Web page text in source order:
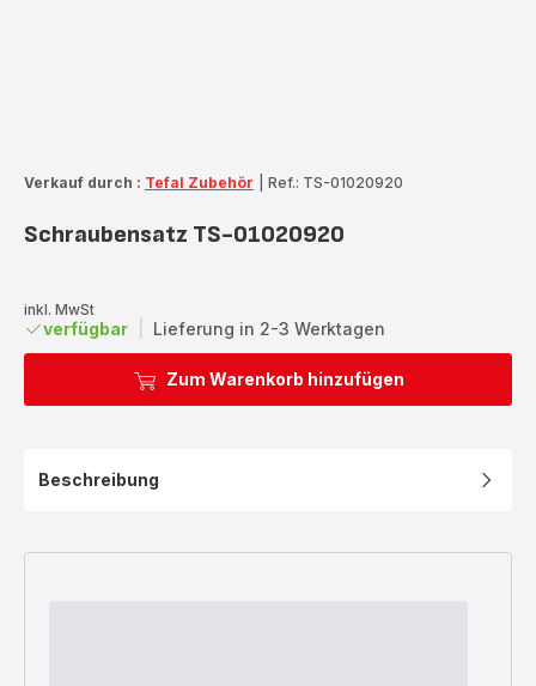
Verkauf durch : Tefal Zubehör Ref.: TS-01020920
Schraubensatz TS-01020920
inkl. MwSt
verfügbar Lieferung in 2-3 Werktagen
Zum Warenkorb hinzufügen
Beschreibung